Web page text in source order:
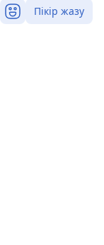
Пікір жазу